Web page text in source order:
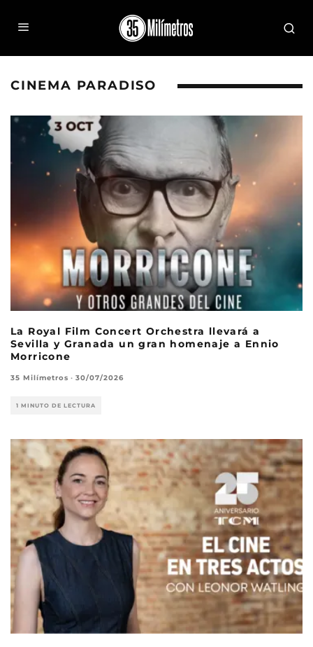
CINEMA PARADISO
La Royal Film Concert Orchestra llevará a
Sevilla y Granada un gran homenaje a Ennio
Morricone
35 Milímetros · 30/07/2026
1 MINUTO DE LECTURA